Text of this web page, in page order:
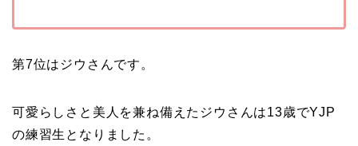
第7位はジウさんです。
可愛らしさと美人を兼ね備えたジウさんは13歳でYJP
の練習生となりました。